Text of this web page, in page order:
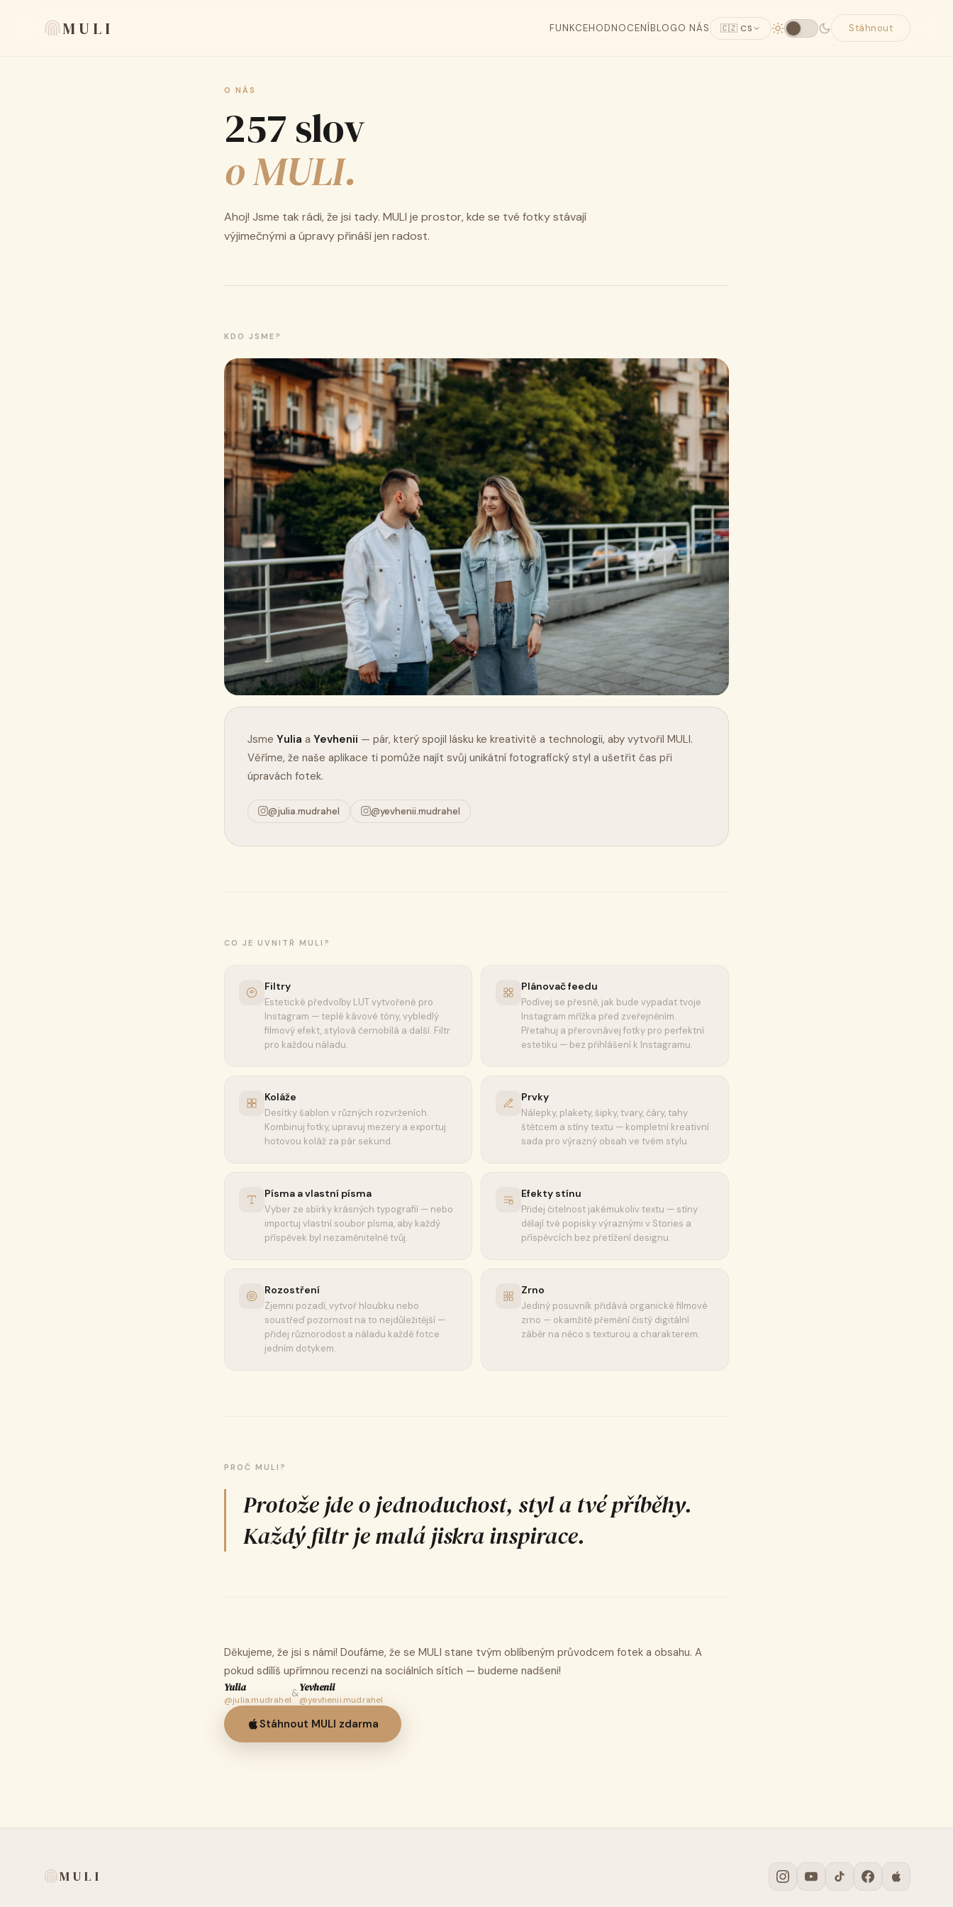
MULI FUNKCEHODNOCENÍBLOGO NÁS 🇨🇿 CS Stáhnout
O NÁS
257 slov
o MULI.
Ahoj! Jsme tak rádi, že jsi tady. MULI je prostor, kde se tvé fotky stávají
výjimečnými a úpravy přináší jen radost.
KDO JSME?
Jsme Yulia a Yevhenii — pár, který spojil lásku ke kreativitě a technologii, aby vytvořil MULI.
Věříme, že naše aplikace ti pomůže najít svůj unikátní fotografický styl a ušetřit čas při
úpravách fotek.
@julia.mudrahel @yevhenii.mudrahel
CO JE UVNITŘ MULI?
Filtry
Estetické předvolby LUT vytvořené pro
Instagram — teplé kávové tóny, vybledlý
filmový efekt, stylová černobílá a další. Filtr
pro každou náladu.
Plánovač feedu
Podívej se přesně, jak bude vypadat tvoje
Instagram mřížka před zveřejněním.
Přetahuj a přerovnávej fotky pro perfektní
estetiku — bez přihlášení k Instagramu.
Koláže
Desítky šablon v různých rozvrženích.
Kombinuj fotky, upravuj mezery a exportuj
hotovou koláž za pár sekund.
Prvky
Nálepky, plakety, šipky, tvary, čáry, tahy
štětcem a stíny textu — kompletní kreativní
sada pro výrazný obsah ve tvém stylu.
Písma a vlastní písma
Vyber ze sbírky krásných typografií — nebo
importuj vlastní soubor písma, aby každý
příspěvek byl nezaměnitelně tvůj.
Efekty stínu
Přidej čitelnost jakémukoliv textu — stíny
dělají tvé popisky výraznými v Stories a
příspěvcích bez přetížení designu.
Rozostření
Zjemni pozadí, vytvoř hloubku nebo
soustřeď pozornost na to nejdůležitější —
přidej různorodost a náladu každé fotce
jedním dotykem.
Zrno
Jediný posuvník přidává organické filmové
zrno — okamžitě přemění čistý digitální
záběr na něco s texturou a charakterem.
PROČ MULI?
Protože jde o jednoduchost, styl a tvé příběhy.
Každý filtr je malá jiskra inspirace.
Děkujeme, že jsi s námi! Doufáme, že se MULI stane tvým oblíbeným průvodcem fotek a obsahu. A
pokud sdílíš upřímnou recenzi na sociálních sítích — budeme nadšeni!
Yulia
@julia.mudrahel
&Yevhenii
@yevhenii.mudrahel
Stáhnout MULI zdarma
MULI